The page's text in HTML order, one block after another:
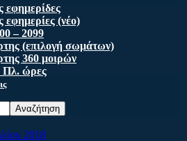
εφημερίδες
εφημερίες (νέο)
– 2099
(επιλογή σωμάτων)
360 μοιρών
Πλ. ώρες